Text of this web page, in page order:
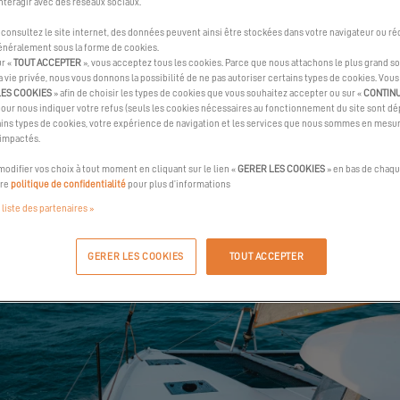
à l’International Mulithull Boat Show 2025 pour vous présenter
avec des réseaux sociaux.
consultez le site internet, des données peuvent ainsi être stockées dans votre navigateur ou
sous la forme de cookies.
«TOUT ACCEPTER », vous acceptez tous les cookies. Parce que nous attachons le plus grand
vie privée, nous vous donnons la possibilité de ne pas autoriser certains types de cookies.
COOKIES » afin de choisir les types de cookies que vous souhaitez accepter ou sur «
nous indiquer votre refus (seuls les cookies nécessaires au fonctionnement du site sont
types de cookies, votre expérience de navigation et les services que nous sommes en
vos choix à tout moment en cliquant sur le lien «GERER LES COOKIES » en bas de
politique de confidentialitépour plus d’informations
liste des partenaires »
GERER LES COOKIES TOUT ACCEPTER